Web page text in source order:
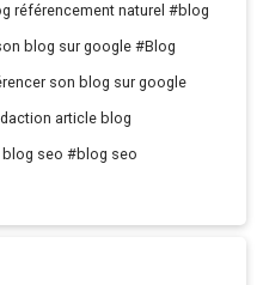
référencement naturel#blog
blog sur google#Blog
son blog sur google
article blog
blog seo#blog seo